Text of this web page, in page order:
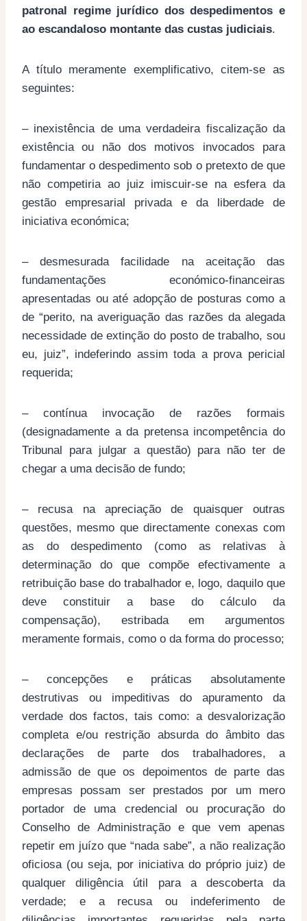
patronal regime jurídico dos despedimentos e
ao escandaloso montante das custas judiciais.
A título meramente exemplificativo, citem-se as
seguintes:
– inexistência de uma verdadeira fiscalização da
existência ou não dos motivos invocados para
fundamentar o despedimento sob o pretexto de que
não competiria ao juiz imiscuir-se na esfera da
gestão empresarial privada e da liberdade de
iniciativa económica;
– desmesurada facilidade na aceitação das
fundamentações económico-financeiras
apresentadas ou até adopção de posturas como a
de “perito, na averiguação das razões da alegada
necessidade de extinção do posto de trabalho, sou
eu, juiz”, indeferindo assim toda a prova pericial
requerida;
– contínua invocação de razões formais
(designadamente a da pretensa incompetência do
Tribunal para julgar a questão) para não ter de
chegar a uma decisão de fundo;
– recusa na apreciação de quaisquer outras
questões, mesmo que directamente conexas com
as do despedimento (como as relativas à
determinação do que compõe efectivamente a
retribuição base do trabalhador e, logo, daquilo que
deve constituir a base do cálculo da
compensação), estribada em argumentos
meramente formais, como o da forma do processo;
– concepções e práticas absolutamente
destrutivas ou impeditivas do apuramento da
verdade dos factos, tais como: a desvalorização
completa e/ou restrição absurda do âmbito das
declarações de parte dos trabalhadores, a
admissão de que os depoimentos de parte das
empresas possam ser prestados por um mero
portador de uma credencial ou procuração do
Conselho de Administração e que vem apenas
repetir em juízo que “nada sabe”, a não realização
oficiosa (ou seja, por iniciativa do próprio juiz) de
qualquer diligência útil para a descoberta da
verdade; e a recusa ou indeferimento de